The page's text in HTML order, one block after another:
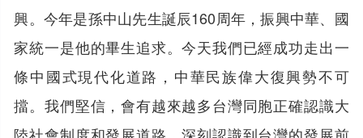
興。今年是孫中山先生誕辰160周年，振興中華、國
家統一是他的畢生追求。今天我們已經成功走出一
條中國式現代化道路，中華民族偉大復興勢不可
擋。我們堅信，會有越來越多台灣同胞正確認識大
陸社會制度和發展道路，深刻認識到台灣的發展前